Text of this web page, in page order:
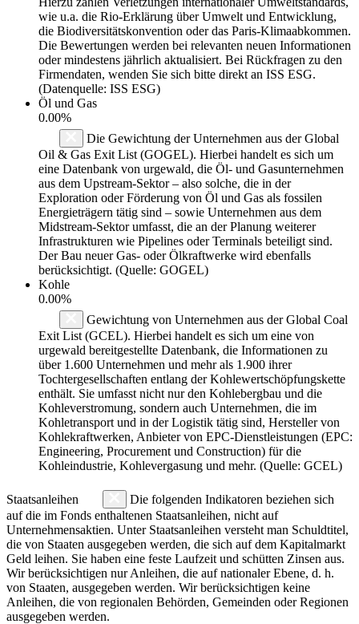
wie u.a. die Rio-Erklärung über Umwelt und Entwicklung,
die Biodiversitätskonvention oder das Paris-Klimaabkommen.
Die Bewertungen werden bei relevanten neuen Informationen
oder mindestens jährlich aktualisiert. Bei Rückfragen zu den
Firmendaten, wenden Sie sich bitte direkt an ISS ESG.
(Datenquelle: ISS ESG)
Öl und Gas
0.00%
Die Gewichtung der Unternehmen aus der Global
Oil & Gas Exit List (GOGEL). Hierbei handelt es sich um
eine Datenbank von urgewald, die Öl- und Gasunternehmen
aus dem Upstream-Sektor – also solche, die in der
Exploration oder Förderung von Öl und Gas als fossilen
Energieträgern tätig sind – sowie Unternehmen aus dem
Midstream-Sektor umfasst, die an der Planung weiterer
Infrastrukturen wie Pipelines oder Terminals beteiligt sind.
Der Bau neuer Gas- oder Ölkraftwerke wird ebenfalls
berücksichtigt. (Quelle: GOGEL)
Kohle
0.00%
Gewichtung von Unternehmen aus der Global Coal
Exit List (GCEL). Hierbei handelt es sich um eine von
urgewald bereitgestellte Datenbank, die Informationen zu
über 1.600 Unternehmen und mehr als 1.900 ihrer
Tochtergesellschaften entlang der Kohlewertschöpfungskette
enthält. Sie umfasst nicht nur den Kohlebergbau und die
Kohleverstromung, sondern auch Unternehmen, die im
Kohletransport und in der Logistik tätig sind, Hersteller von
Kohlekraftwerken, Anbieter von EPC-Dienstleistungen (EPC:
Engineering, Procurement und Construction) für die
Kohleindustrie, Kohlevergasung und mehr. (Quelle: GCEL)
Staatsanleihen
Die folgenden Indikatoren beziehen sich
auf die im Fonds enthaltenen Staatsanleihen, nicht auf
Unternehmensaktien. Unter Staatsanleihen versteht man Schuldtitel,
die von Staaten ausgegeben werden, die sich auf dem Kapitalmarkt
Geld leihen. Sie haben eine feste Laufzeit und schütten Zinsen aus.
Wir berücksichtigen nur Anleihen, die auf nationaler Ebene, d. h.
von Staaten, ausgegeben werden. Wir berücksichtigen keine
Anleihen, die von regionalen Behörden, Gemeinden oder Regionen
ausgegeben werden.